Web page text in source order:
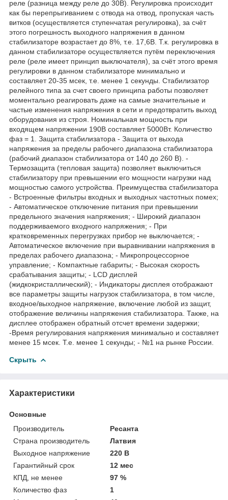
реле (разница между реле до 30В). Регулировка происходит
как бы перепрыгиванием с отвода на отвод, пропуская часть
витков (осуществляется ступенчатая регулировка), за счёт
этого погрешность выходного напряжения в данном
стабилизаторе возрастает до 8%, т.е. 17,6В. Т.к. регулировка в
данном стабилизаторе осуществляется путём переключения
реле (реле имеет принцип выключателя), за счёт этого время
регулировки в данном стабилизаторе минимально и
составляет 20-35 мсек, т.е. менее 1 секунды. Стабилизатор
релейного типа за счет своего принципа работы позволяет
моментально реагировать даже на самые значительные и
частые изменения напряжения в сети и предотвратить выход
оборудования из строя. Номинальная мощность при
входящем напряжении 190В составляет 5000Вт. Количество
фаз = 1. Защита стабилизатора - Защита от выхода
напряжения за пределы рабочего диапазона стабилизатора
(рабочий диапазон стабилизатора от 140 до 260 В). -
Термозащита (тепловая защита) позволяет выключиться
стабилизатору при превышении его мощности нагрузки над
мощностью самого устройства. Преимущества стабилизатора
- Встроенные фильтры входных и выходных частотных помех;
- Автоматическое отключение питания при превышении
предельного значения напряжения; - Широкий диапазон
поддерживаемого входного напряжения; - При
кратковременных перегрузках прибор не выключается; -
Автоматическое включение при выравнивании напряжения в
пределах рабочего диапазона; - Микропроцессорное
управление; - Компактные габариты; - Высокая скорость
срабатывания защиты; - LCD дисплей
(жидкокристаллический); - Индикаторы дисплея отображают
все параметры защиты нагрузок стабилизатора, в том числе,
входное/выходное напряжение, включение любой из защит,
отображение величины напряжения стабилизатора. Также, на
дисплее отображен обратный отсчет времени задержки;
-Время регулирования напряжения минимально и составляет
менее 15 мсек. Т.е. менее 1 секунды; - №1 на рынке России.
Скрыть
Характеристики
Основные
Производитель
Ресанта
Страна производитель
Латвия
Выходное напряжение
220 В
Гарантийный срок
12 мес
КПД, не менее
97 %
Количество фаз
1